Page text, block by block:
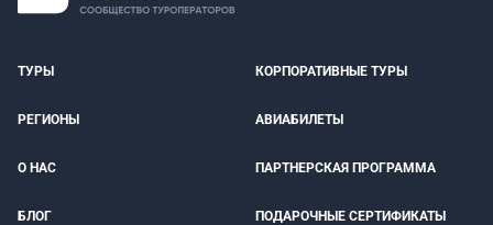
ТУРЫ КОРПОРАТИВНЫЕ ТУРЫ
РЕГИОНЫ АВИАБИЛЕТЫ
О НАС ПАРТНЕРСКАЯ ПРОГРАММА
БЛОГ ПОДАРОЧНЫЕ СЕРТИФИКАТЫ